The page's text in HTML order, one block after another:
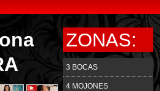
ZONAS:
3 BOCAS
4 MOJONES